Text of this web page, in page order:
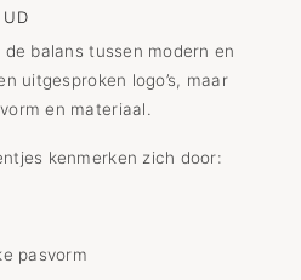
balans tussen modern en
uitgesproken logo’s, maar
en materiaal.
kenmerken zich door:
pasvorm